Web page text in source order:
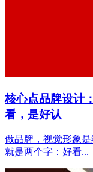
核心点品牌设计
看，是好认
做品牌，视觉形象
就是两个字：好看...